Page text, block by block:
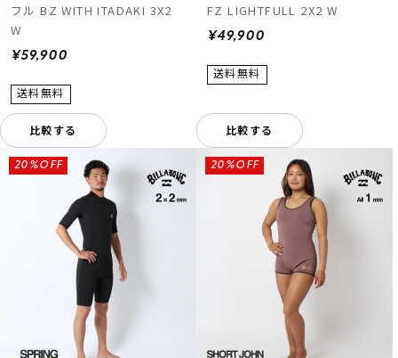
フル BZ WITH ITADAKI 3X2
W
¥59,900
比較する
FZ LIGHTFULL 2X2 W
¥49,900
比較する
20%OFF 20%OFF